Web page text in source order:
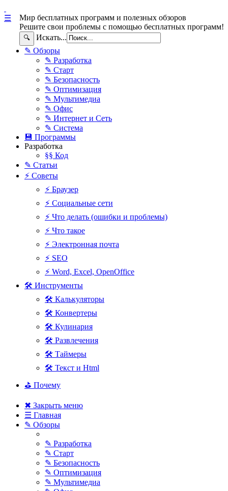
Мир бесплатных программ и полезных обзоров
Решите свои проблемы с помощью бесплатных программ!
🔍 Искать...
☰
✎ Обзоры
✎ Разработка
✎ Старт
✎ Безопасность
✎ Оптимизация
✎ Мультимедиа
✎ Офис
✎ Интернет и Сеть
✎ Система
💾 Программы
Разработка
§§ Код
✎ Статьи
⚡ Советы
⚡ Браузер
⚡ Социальные сети
⚡ Что делать (ошибки и проблемы)
⚡ Что такое
⚡ Электронная почта
⚡ SEO
⚡ Word, Excel, OpenOffice
🛠 Инструменты
🛠 Калькуляторы
🛠 Конвертеры
🛠 Кулинария
🛠 Развлечения
🛠 Таймеры
🛠 Текст и Html
⛳ Почему
✖ Закрыть меню
☰ Главная
✎ Обзоры
✎ Разработка
✎ Старт
✎ Безопасность
✎ Оптимизация
✎ Мультимедиа